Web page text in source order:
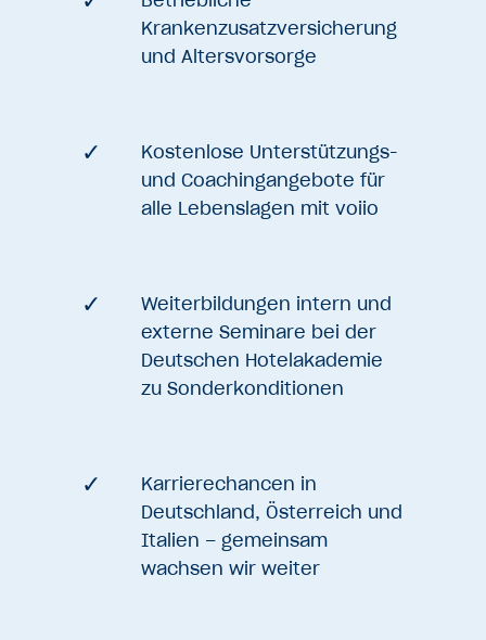
Krankenzusatzversicherung
und Altersvorsorge
Kostenlose Unterstützungs-
und Coachingangebote für
alle Lebenslagen mit voiio
Weiterbildungen intern und
externe Seminare bei der
Deutschen Hotelakademie
zu Sonderkonditionen
Karrierechancen in
Deutschland, Österreich und
Italien – gemeinsam
wachsen wir weiter